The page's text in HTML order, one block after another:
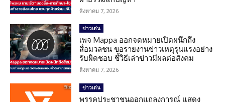
สิงหาคม 7, 2026
ข่าวเด่น
เพจ Mappa ออกจดหมายเปิดผนึกถึง
สื่อมวลชน ขอรายงานข่าวเหตุรุนแรงอย่าง
รับผิดชอบ ชี้วิธีเล่าข่าวมีผลต่อสังคม
สิงหาคม 7, 2026
ข่าวเด่น
พรรคประชาชนออกแถลงการณ์ แสดง